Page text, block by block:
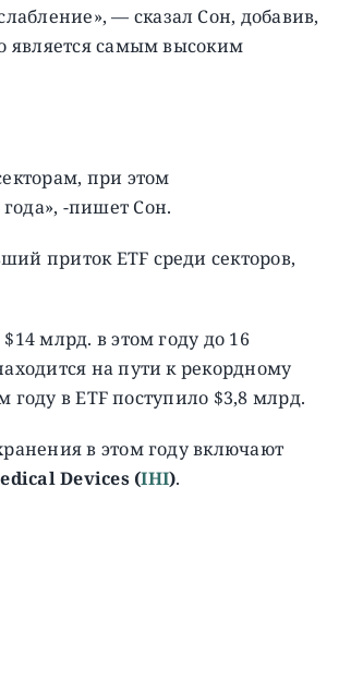
— сказал Сон, добавив,
является самым высоким
при этом
-пишет Сон.
приток ETF среди секторов,
млрд. в этом году до 16
на пути к рекордному
в ETF поступило $3,8 млрд.
в этом году включают
Devices (IHI).